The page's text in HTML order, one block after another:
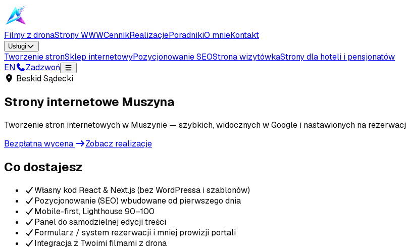
Filmy z dronaStrony WWWCennikRealizacjePoradnikiO mnieKontakt
Usługi
Tworzenie stronSklep internetowyPozycjonowanie SEOStrona wizytówkaStrony dla hoteli i pensjonatów
EN
Zadzwoń
Beskid Sądecki
Strony internetowe Muszyna
Tworzenie stron internetowych w Muszynie — szybkich, widocznych w Google i nastawionych na
Bezpłatna wycena
Zobacz realizacje
Co dostajesz
Własny kod React & Next.js (bez WordPressa i szablonów)
Pozycjonowanie (SEO) wbudowane od pierwszego dnia
Mobile-first, Lighthouse 90–100
Panel do samodzielnej edycji treści
Formularz / system rezerwacji i mniej prowizji portali
Integracja z Twoimi filmami z drona